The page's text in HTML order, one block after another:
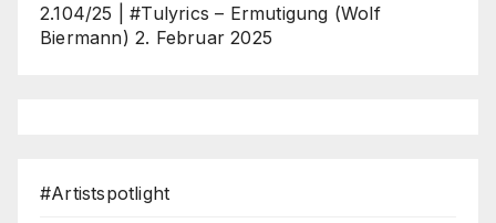
2.104/25 | #Tulyrics – Ermutigung (Wolf
Biermann) 2. Februar 2025
#Artistspotlight